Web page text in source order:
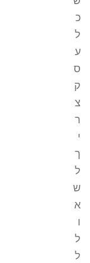
כ
ל
ע
ס
ק
צ
ר
י
ך
ל
ש
א
ו
ל
ל